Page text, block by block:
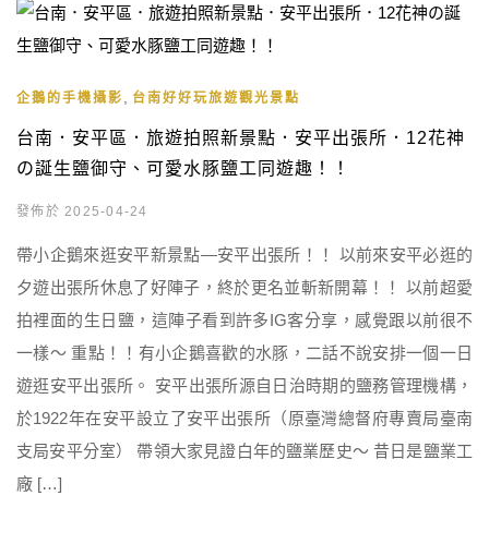
企鵝的手機攝影 台南好好玩旅遊觀光景點
台南．安平區．旅遊拍照新景點．安平出張所．12花神
の誕生鹽御守、可愛水豚鹽工同遊趣！！
發佈於 2025-04-24
帶小企鵝來逛安平新景點—安平出張所！！ 以前來安平必逛的
夕遊出張所休息了好陣子，終於更名並斬新開幕！！ 以前超愛
拍裡面的生日鹽，這陣子看到許多IG客分享，感覺跟以前很不
一樣～ 重點！！有小企鵝喜歡的水豚，二話不說安排一個一日
遊逛安平出張所。 安平出張所源自日治時期的鹽務管理機構，
於1922年在安平設立了安平出張所（原臺灣總督府專賣局臺南
支局安平分室） 帶領大家見證白年的鹽業歷史～ 昔日是鹽業工
廠 […]